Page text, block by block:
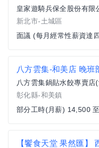
皇家遊騎兵保全股份有限
新北市-土城區
面議 (每月經常性薪資達
八方雲集-和美店 晚班
八方雲集鍋貼水餃專賣店
彰化縣-和美鎮
部分工時(月薪) 14,500